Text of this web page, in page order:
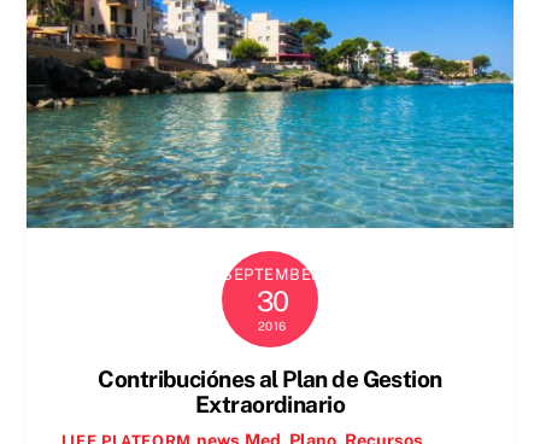
SEPTEMBER
30
2016
Contribuciónes al Plan de Gestion
Extraordinario